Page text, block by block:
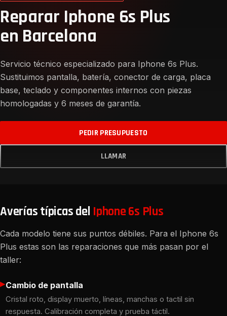
Reparar Iphone 6s Plus
en Barcelona
Servicio técnico especializado para Iphone 6s Plus.
Sustituimos pantalla, batería, conector de carga, placa
base, teclado y componentes internos con piezas
homologadas y 6 meses de garantía.
PEDIR PRESUPUESTO
LLAMAR
Averías típicas del Iphone 6s Plus
Cada modelo tiene sus puntos débiles. Para el Iphone 6s
Plus estas son las reparaciones que más pasan por el
taller:
▸Cambio de pantalla
Cristal roto, display muerto, líneas, manchas o tactil sin
respuesta. Calibración completa y prueba táctil.